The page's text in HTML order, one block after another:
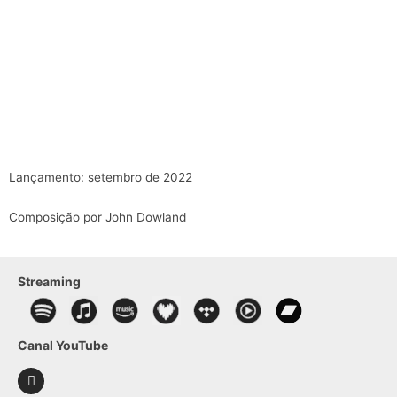
Lançamento: setembro de 2022
Composição por John Dowland
Streaming
Canal YouTube